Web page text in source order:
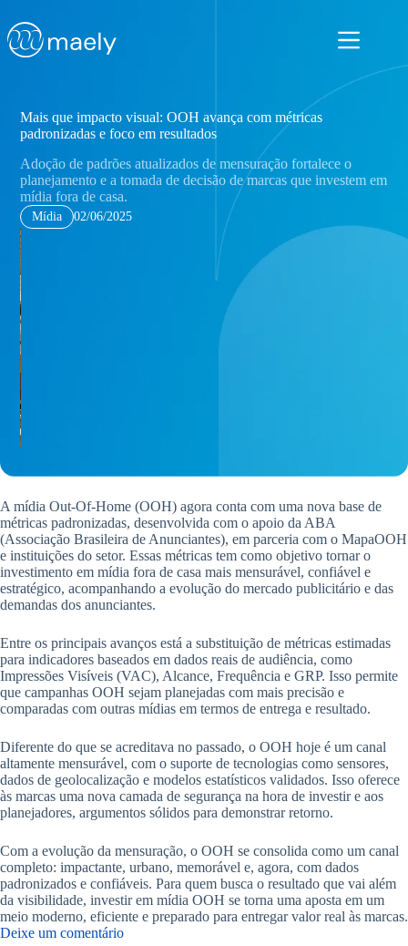
para
conteúdo
Mais que impacto visual: OOH avança com métricas
padronizadas e foco em resultados
Adoção de padrões atualizados de mensuração fortalece o
planejamento e a tomada de decisão de marcas que investem em
mídia fora de casa.
Mídia 02/06/2025
A mídia Out-Of-Home (OOH) agora conta com uma nova base de
métricas padronizadas, desenvolvida com o apoio da ABA
(Associação Brasileira de Anunciantes), em parceria com o MapaOOH
e instituições do setor. Essas métricas tem como objetivo tornar o
investimento em mídia fora de casa mais mensurável, confiável e
estratégico, acompanhando a evolução do mercado publicitário e das
demandas dos anunciantes.
Entre os principais avanços está a substituição de métricas estimadas
para indicadores baseados em dados reais de audiência, como
Impressões Visíveis (VAC), Alcance, Frequência e GRP. Isso permite
que campanhas OOH sejam planejadas com mais precisão e
comparadas com outras mídias em termos de entrega e resultado.
Diferente do que se acreditava no passado, o OOH hoje é um canal
altamente mensurável, com o suporte de tecnologias como sensores,
dados de geolocalização e modelos estatísticos validados. Isso oferece
às marcas uma nova camada de segurança na hora de investir e aos
planejadores, argumentos sólidos para demonstrar retorno.
Com a evolução da mensuração, o OOH se consolida como um canal
completo: impactante, urbano, memorável e, agora, com dados
padronizados e confiáveis. Para quem busca o resultado que vai além
da visibilidade, investir em mídia OOH se torna uma aposta em um
meio moderno, eficiente e preparado para entregar valor real às marcas.
Deixe um comentário